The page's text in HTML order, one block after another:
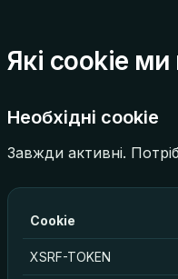
Які cookie
Необхідні cookie
Завжди активні.
Cookie
XSRF-TOKEN